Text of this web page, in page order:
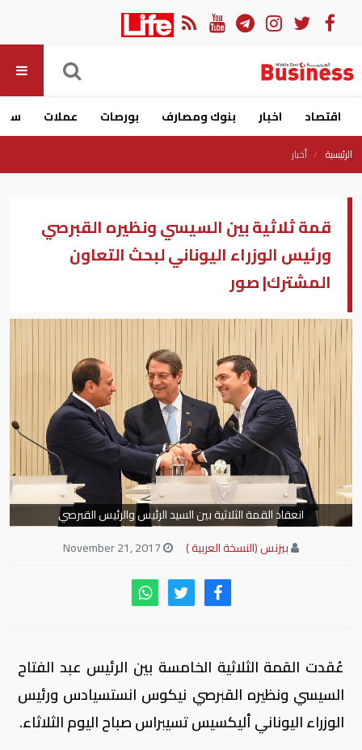
اقتصاد اخبار بنوك ومصارف بورصات عملات
الرئيسية أخبار
قمة ثلاثية بين السيسي ونظيره القبرصي
ورئيس الوزراء اليوناني لبحث التعاون
المشترك| صور
انعقاد القمة الثلاثية بين السيد الرئيس والرئيس القبرصي
بيزنس (النسخة العربية )
عُقدت القمة الثلاثية الخامسة بين الرئيس عبد الفتاح
السيسي ونظيره القبرصي نيكوس انستسيادس ورئيس
الوزراء اليوناني أليكسيس تسيبراس صباح اليوم الثلاثاء.